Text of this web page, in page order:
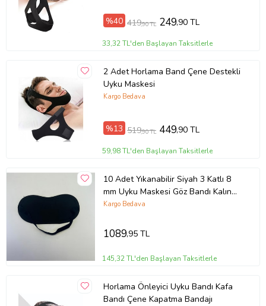
%40 419,90 TL 249,90 TL
33,32 TL'den Başlayan Taksitlerle
2 Adet Horlama Band Çene Destekli
Uyku Maskesi
Kargo Bedava
%13 519,90 TL 449,90 TL
59,98 TL'den Başlayan Taksitlerle
10 Adet Yıkanabilir Siyah 3 Katlı 8
mm Uyku Maskesi Göz Bandı Kalın
Lastikli Uyku Bandı
Kargo Bedava
1089,95 TL
145,32 TL'den Başlayan Taksitlerle
Horlama Önleyici Uyku Bandı Kafa
Bandı Çene Kapatma Bandajı